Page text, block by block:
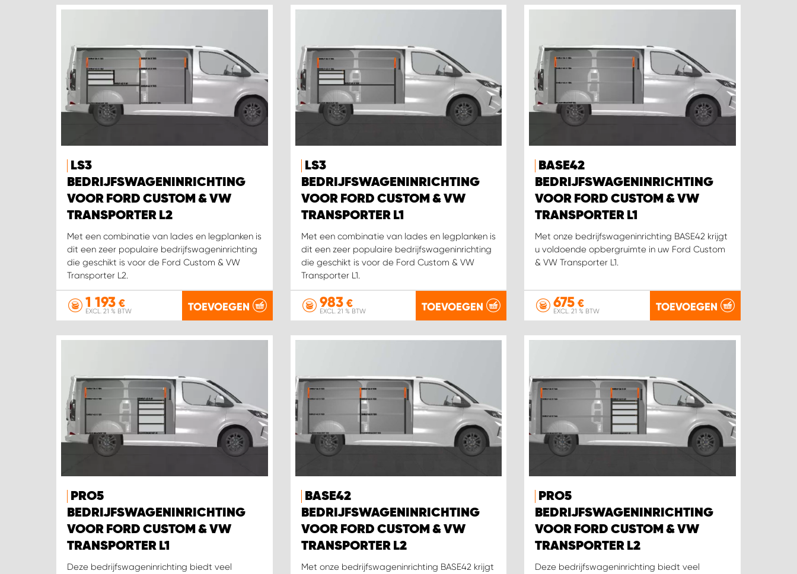
LS3
BEDRIJFSWAGENINRICHTING
VOOR FORD CUSTOM & VW
TRANSPORTER L2
Met een combinatie van lades en legplanken is
dit een zeer populaire bedrijfswageninrichting
die geschikt is voor de Ford Custom & VW
Transporter L2.
1 193 €
EXCL. 21 % BTW TOEVOEGEN
LS3
BEDRIJFSWAGENINRICHTING
VOOR FORD CUSTOM & VW
TRANSPORTER L1
Met een combinatie van lades en legplanken is
dit een zeer populaire bedrijfswageninrichting
die geschikt is voor de Ford Custom & VW
Transporter L1.
983€
EXCL. 21 % BTW TOEVOEGEN
BASE42
BEDRIJFSWAGENINRICHTING
VOOR FORD CUSTOM & VW
TRANSPORTER L1
Met onze bedrijfswageninrichting BASE42 krijgt
u voldoende opbergruimte in uw Ford Custom
& VW Transporter L1.
675 €
EXCL. 21 % BTW TOEVOEGEN
PRO5
BEDRIJFSWAGENINRICHTING
VOOR FORD CUSTOM & VW
TRANSPORTER L1
Deze bedrijfswageninrichting biedt veel
BASE42
BEDRIJFSWAGENINRICHTING
VOOR FORD CUSTOM & VW
TRANSPORTER L2
Met onze bedrijfswageninrichting BASE42 krijgt
PRO5
BEDRIJFSWAGENINRICHTING
VOOR FORD CUSTOM & VW
TRANSPORTER L2
Deze bedrijfswageninrichting biedt veel